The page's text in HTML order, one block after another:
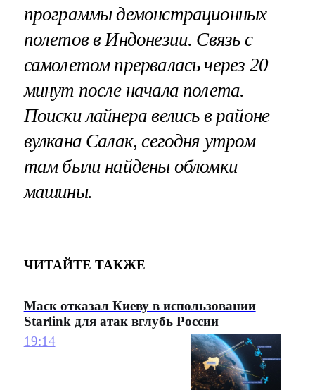
программы демонстрационных
полетов в Индонезии. Связь с
самолетом прервалась через 20
минут после начала полета.
Поиски лайнера велись в районе
вулкана Салак, сегодня утром
там были найдены обломки
машины.
ЧИТАЙТЕ ТАКЖЕ
Маск отказал Киеву в использовании
Starlink для атак вглубь России
19:14